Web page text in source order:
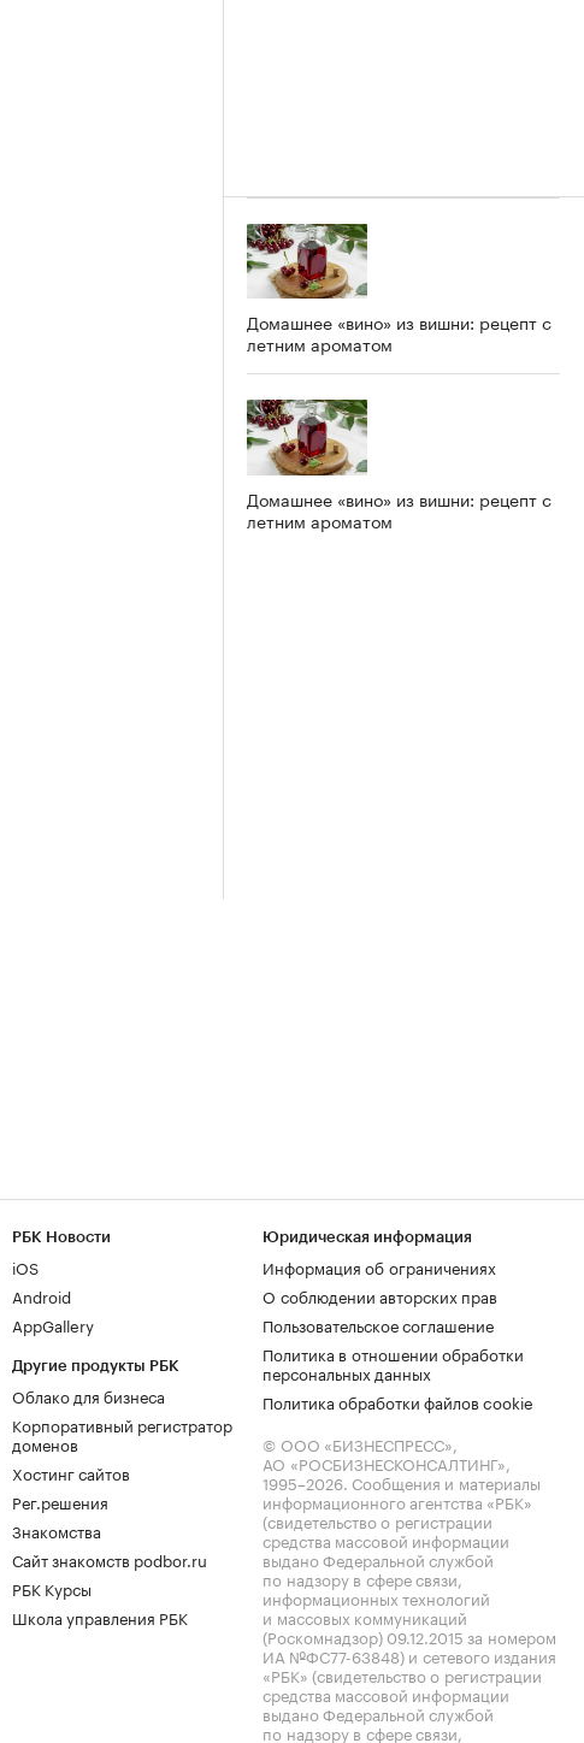
Домашнее «вино» из вишни: рецепт с
летним ароматом
Домашнее «вино» из вишни: рецепт с
летним ароматом
РБК Новости
iOS
Android
AppGallery
Другие продукты РБК
Облако для бизнеса
Корпоративный регистратор
доменов
Хостинг сайтов
Рег.решения
Знакомства
Сайт знакомств podbor.ru
РБК Курсы
Школа управления РБК
Юридическая информация
Информация об ограничениях
О соблюдении авторских прав
Пользовательское соглашение
Политика в отношении обработки
персональных данных
Политика обработки файлов cookie
© ООО «БИЗНЕСПРЕСС»,
АО «РОСБИЗНЕСКОНСАЛТИНГ»,
1995–2026. Сообщения и материалы
информационного агентства «РБК»
(свидетельство о регистрации
средства массовой информации
выдано Федеральной службой
по надзору в сфере связи,
информационных технологий
и массовых коммуникаций
(Роскомнадзор) 09.12.2015 за номером
ИА №ФС77-63848) и сетевого издания
«РБК» (свидетельство о регистрации
средства массовой информации
выдано Федеральной службой
по надзору в сфере связи,